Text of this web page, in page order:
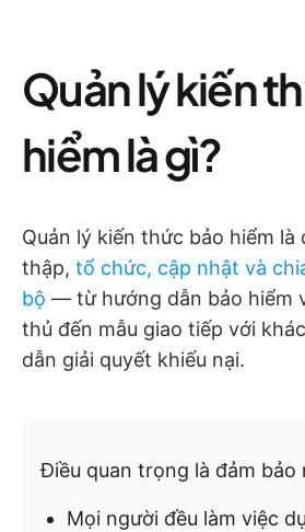
Quản lý kiến
hiểm là gì?
Quản lý kiến thức bảo hiểm là
thập, tổ chức, cập nhật và
bộ — từ hướng dẫn bảo hiểm
thủ đến mẫu giao tiếp với
dẫn giải quyết khiếu nại.
Điều quan trọng là đảm bảo
Mọi người đều làm việc